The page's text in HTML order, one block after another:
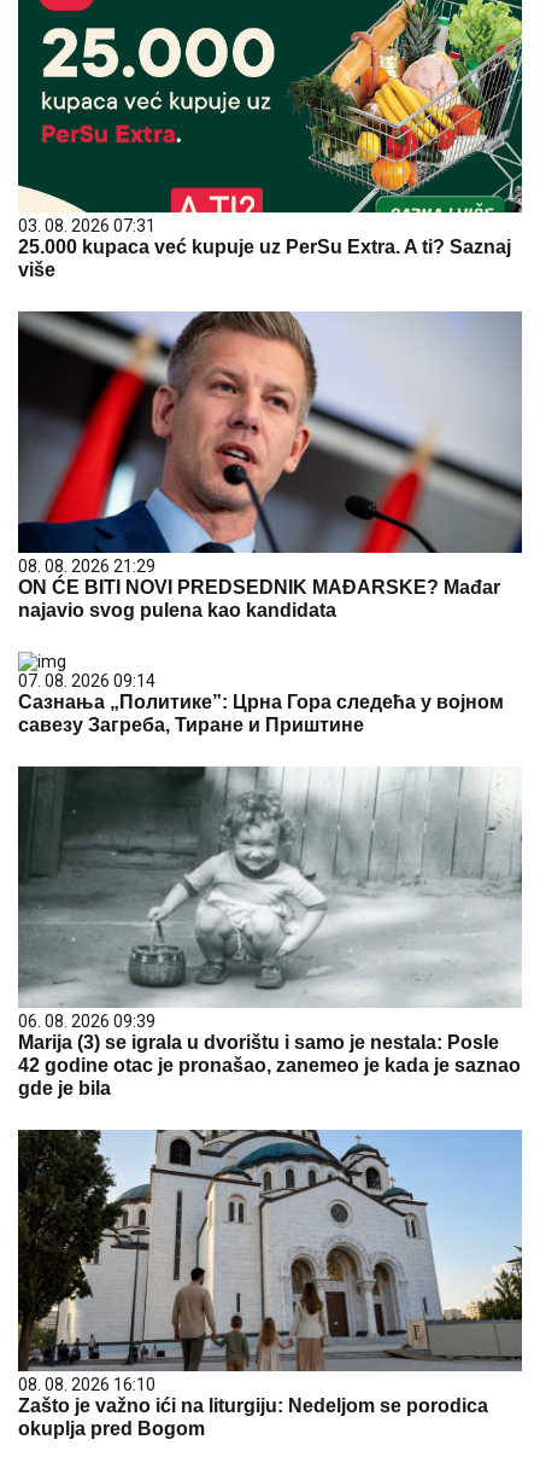
03. 08. 2026 07:31
25.000 kupaca već kupuje uz PerSu Extra. A ti? Saznaj
više
08. 08. 2026 21:29
ON ĆE BITI NOVI PREDSEDNIK MAĐARSKE? Mađar
najavio svog pulena kao kandidata
07. 08. 2026 09:14
Сазнања „Политике”: Црна Гора следећа у војном
савезу Загреба, Тиране и Приштине
06. 08. 2026 09:39
Marija (3) se igrala u dvorištu i samo je nestala: Posle
42 godine otac je pronašao, zanemeo je kada je saznao
gde je bila
08. 08. 2026 16:10
Zašto je važno ići na liturgiju: Nedeljom se porodica
okuplja pred Bogom